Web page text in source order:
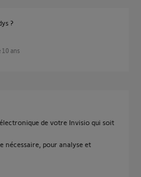
?
10 ans
de votre Invisio qui soit
nécessaire, pour analyse et